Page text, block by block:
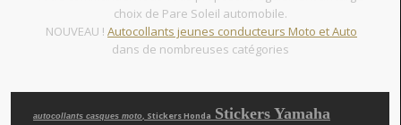
choix de Pare Soleil automobile.
NOUVEAU ! Autocollants jeunes conducteurs Moto et Auto
dans de nombreuses catégories
autocollants casques moto , Stickers Honda Stickers Yamaha